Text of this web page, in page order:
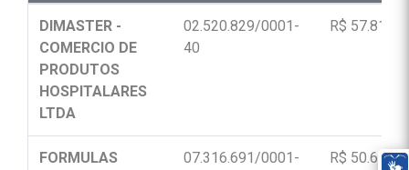
DIMASTER -
COMERCIO DE
PRODUTOS
HOSPITALARES
LTDA
02.520.829/0001-
40
R$
FORMULAS
07.316.691/0001-
R$